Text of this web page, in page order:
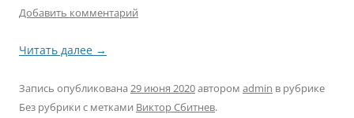
Добавить комментарий
Читать далее →
Запись опубликована 29 июня 2020автором admin в рубрике
Без рубрики с метками Виктор Сбитнев.